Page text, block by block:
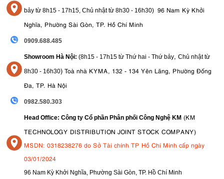
bảy từ 8h15 - 17h15, Chủ nhật từ 8h30 - 16h30) 96 Nam Kỳ Khởi
Nghĩa, Phường Sài Gòn, TP. Hồ Chí Minh
0909.688.485
Showroom Hà Nội: (8h15 - 17h15 từ Thứ hai - Thứ bảy Chủ nhật từ
8h30 - 16h30) Toà nhà KYMA, 132 - 134 Yên Lãng, Phường Đống
Đa, TP. Hà Nội
0982.580.303
Head Office: Công ty Cổ phần Phân phối Công Nghệ KM (KM
TECHNOLOGY DISTRIBUTION JOINT STOCK COMPANY)
MSDN: 0318238276 do Sở Tài chính TP Hồ Chí Minh cấp ngày
03/01/2024
96 Nam Kỳ Khởi Nghĩa, Phường Sài Gòn, TP. Hồ Chí Minh